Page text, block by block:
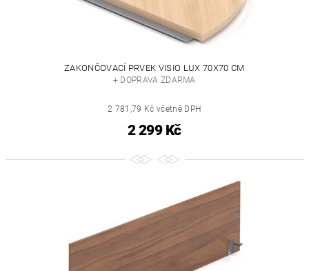
ZAKONČOVACÍ PRVEK VISIO LUX 70X70 CM
+ DOPRAVA ZDARMA
2 781,79 Kč včetně DPH
2 299 Kč